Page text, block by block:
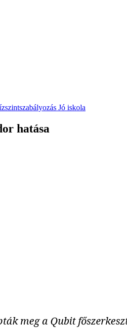
Jó iskola
hatása
meg a Qubit